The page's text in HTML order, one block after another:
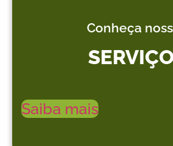
Conheça
Saiba mais